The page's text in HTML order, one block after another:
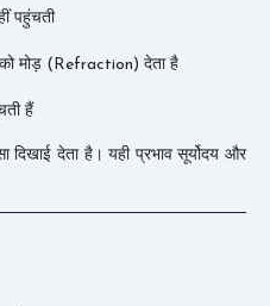
पहुंचती
को मोड़ (Refraction) देता है
हैं
दिखाई देता है। यही प्रभाव सूर्योदय और